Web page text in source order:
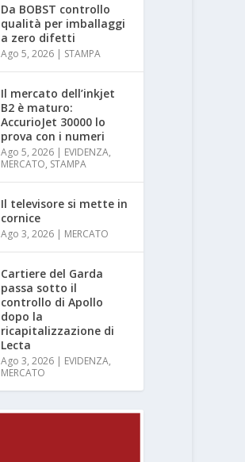
Da BOBST controllo
qualità per imballaggi
a zero difetti
Ago 5, 2026 | STAMPA
Il mercato dell’inkjet
B2 è maturo:
AccurioJet 30000 lo
prova con i numeri
Ago 5, 2026 | EVIDENZA,
MERCATO, STAMPA
Il televisore si mette in
cornice
Ago 3, 2026 | MERCATO
Cartiere del Garda
passa sotto il
controllo di Apollo
dopo la
ricapitalizzazione di
Lecta
Ago 3, 2026 | EVIDENZA,
MERCATO